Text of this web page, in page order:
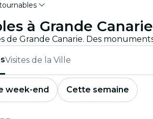
à Grande Canarie
Visites de la Ville
week-end Cette semaine